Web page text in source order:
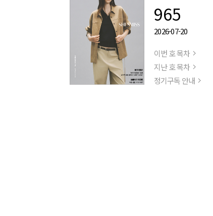
965
2026-07-20
이번 호 목차
지난 호 목차
정기구독 안내